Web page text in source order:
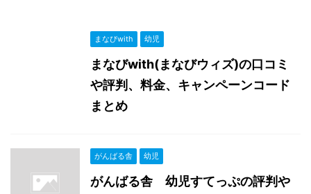
まなびwith 幼児
まなびwith(まなびウィズ)の口コミ
や評判、料金、キャンペーンコード
まとめ
がんばる舎 幼児
がんばる舎 幼児すてっぷの評判や